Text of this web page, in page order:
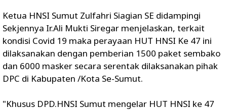
Ketua HNSI Sumut Zulfahri Siagian SE didampingi
Sekjennya Ir.Ali Mukti Siregar menjelaskan, terkait
kondisi Covid 19 maka perayaan HUT HNSI Ke 47 ini
dilaksanakan dengan pemberian 1500 paket sembako
dan 6000 masker secara serentak dilaksanakan pihak
DPC di Kabupaten /Kota Se-Sumut.
"Khusus DPD.HNSI Sumut mengelar HUT HNSI ke 47